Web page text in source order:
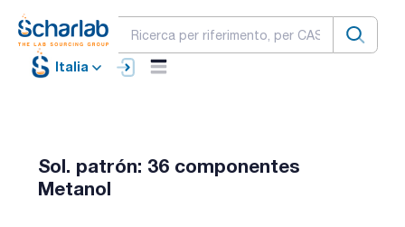
Italia
Sol. patrón: 36 componentes
Metanol